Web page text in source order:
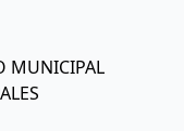
MUNICIPAL